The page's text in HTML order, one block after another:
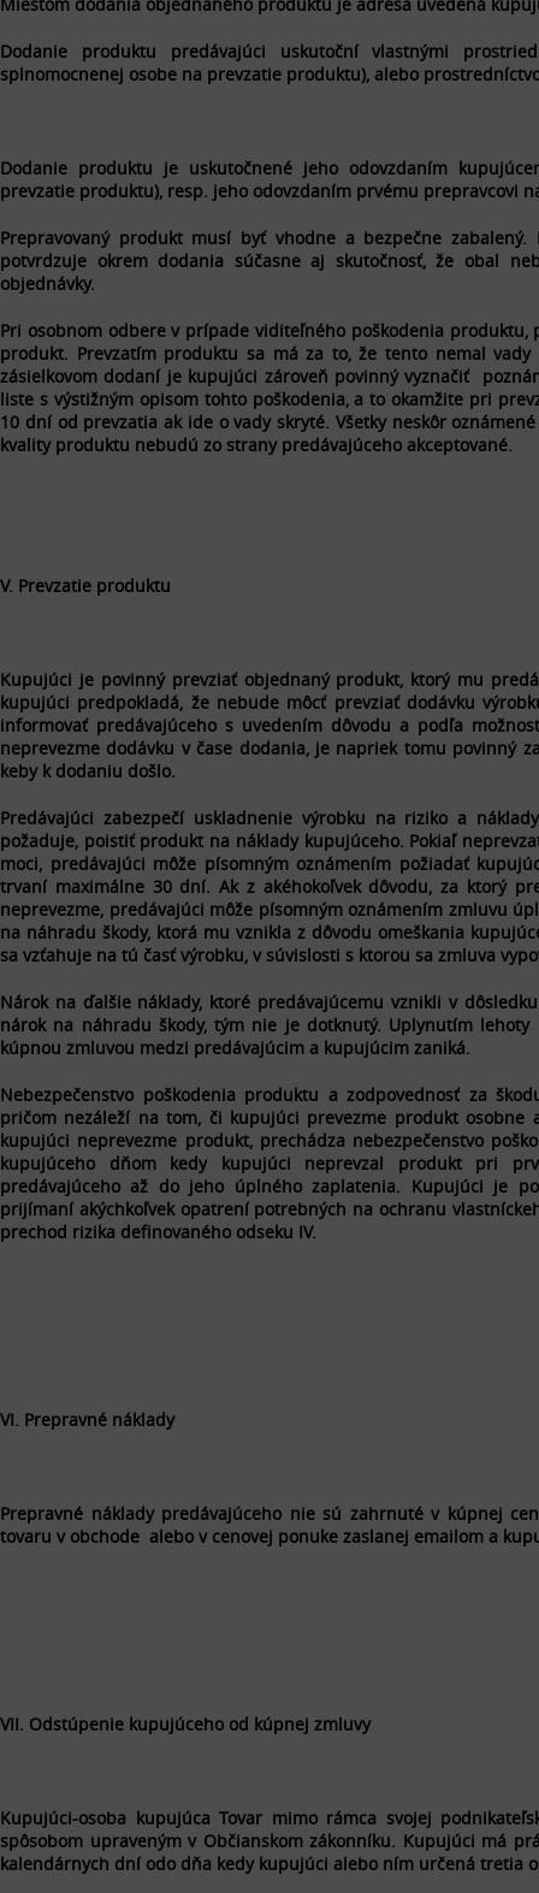
Miestom dodania objednaného produktu je adresa uvedená
Dodanie produktu predávajúci uskutoční vlastnými
splnomocnenej osobe na prevzatie produktu), alebo
Dodanie produktu je uskutočnené jeho odovzdaním
prevzatie produktu), resp. jeho odovzdaním prvému prepravcovi
Prepravovaný produkt musí byť vhodne a bezpečne
potvrdzuje okrem dodania súčasne aj skutočnosť, že obal
objednávky.
Pri osobnom odbere v prípade viditeľného poškodenia
produkt. Prevzatím produktu sa má za to, že tento nemal
zásielkovom dodaní je kupujúci zároveň povinný vyznačiť
liste s výstižným opisom tohto poškodenia, a to okamžite pri
10 dní od prevzatia ak ide o vady skryté. Všetky neskôr
kvality produktu nebudú zo strany predávajúceho akceptované.
V. Prevzatie produktu
Kupujúci je povinný prevziať objednaný produkt, ktorý mu
kupujúci predpokladá, že nebude môcť prevziať dodávku
informovať predávajúceho s uvedením dôvodu a podľa
neprevezme dodávku v čase dodania, je napriek tomu povinný
keby k dodaniu došlo.
Predávajúci zabezpečí uskladnenie výrobku na riziko a
požaduje, poistiť produkt na náklady kupujúceho. Pokiaľ
moci, predávajúci môže písomným oznámením požiadať
trvaní maximálne 30 dní. Ak z akéhokoľvek dôvodu, za ktorý
neprevezme, predávajúci môže písomným oznámením zmluvu
na náhradu škody, ktorá mu vznikla z dôvodu omeškania
sa vzťahuje na tú časť výrobku, v súvislosti s ktorou sa zmluva
Nárok na ďalšie náklady, ktoré predávajúcemu vznikli v
nárok na náhradu škody, tým nie je dotknutý. Uplynutím
kúpnou zmluvou medzi predávajúcim a kupujúcim zaniká.
Nebezpečenstvo poškodenia produktu a zodpovednosť za
pričom nezáleží na tom, či kupujúci prevezme produkt osobne
kupujúci neprevezme produkt, prechádza nebezpečenstvo
kupujúceho dňom kedy kupujúci neprevzal produkt pri
predávajúceho až do jeho úplného zaplatenia. Kupujúci je
prijímaní akýchkoľvek opatrení potrebných na ochranu
prechod rizika definovaného odseku IV.
VI. Prepravné náklady
Prepravné náklady predávajúceho nie sú zahrnuté v kúpnej
tovaru v obchode alebo v cenovej ponuke zaslanej emailom a
VII. Odstúpenie kupujúceho od kúpnej zmluvy
Kupujúci-osoba kupujúca Tovar mimo rámca svojej
spôsobom upraveným v Občianskom zákonníku. Kupujúci má
kalendárnych dní odo dňa kedy kupujúci alebo ním určená tretia